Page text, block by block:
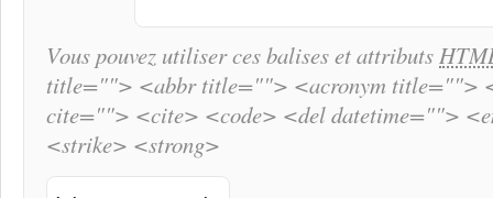
Vous pouvez utiliser ces balises et attributs
title=""> <abbr title=""> <acronym title="">
cite=""> <cite> <code> <del datetime="">
<strike> <strong>